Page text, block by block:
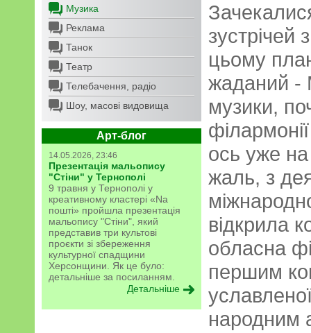
Музика
Реклама
Танок
Театр
Телебачення, радіо
Шоу, масові видовища
Арт-блог
14.05.2026, 23:46
Презентація мальопису
"Стіни" у Тернополі
9 травня у Тернополі у
креативному кластері «Na
пошті» пройшла презентація
мальопису "Стіни", який
представив три культові
проєкти зі збереження
культурної спадщини
Херсонщини. Як це було:
детальніше за посиланням.
Детальніше
цьому
жаданий -
музики,
ось уже
жаль, з
відкрила
обласна
першим
народним